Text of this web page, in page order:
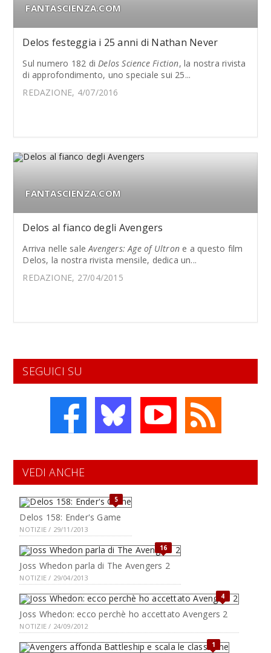
FANTASCIENZA.COM
Delos festeggia i 25 anni di Nathan Never
Sul numero 182 diDelos Science Fiction, la nostra rivista
di approfondimento, uno speciale sui 25...
REDAZIONE, 4/07/2016
FANTASCIENZA.COM
Delos al fianco degli Avengers
Arriva nelle saleAvengers: Age of Ultron e a questo film
Delos, la nostra rivista mensile, dedica un...
REDAZIONE, 27/04/2015
SEGUICI SU
VEDI ANCHE
5
Delos 158: Ender's Game
NOTIZIE / 29/11/2013
16
Joss Whedon parla di The Avengers 2
NOTIZIE / 29/04/2013
4
Joss Whedon: ecco perchè ho accettato Avengers 2
NOTIZIE / 24/09/2012
1